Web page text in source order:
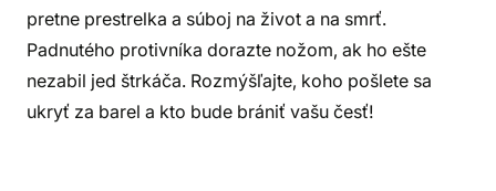
pretne prestrelka a súboj na život a na smrť.
Padnutého protivníka dorazte nožom, ak ho ešte
nezabil jed štrkáča. Rozmýšľajte, koho pošlete sa
ukryť za barel a kto bude brániť vašu česť!